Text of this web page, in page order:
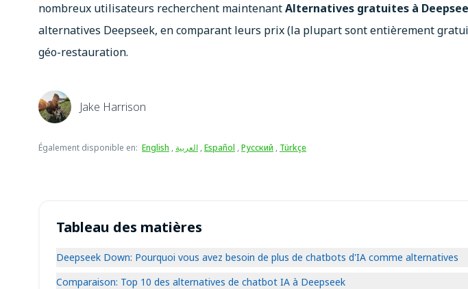
nombreux utilisateurs recherchent maintenantAlternatives gratuites à
alternatives Deepseek, en comparant leurs prix (la plupart sont entièrement
géo-restauration.
Jake Harrison
Également disponible en: English , العربية ,Español ,Русский , Türkçe
Tableau des matières
Deepseek Down: Pourquoi vous avez besoin de plus de chatbots d'IA comme alternatives
Comparaison: Top 10 des alternatives de chatbot IA à Deepseek